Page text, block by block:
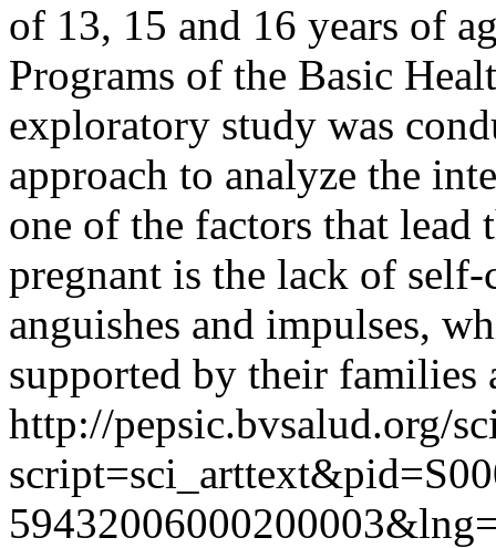
of 13, 15 and 16 years of
Programs of the Basic
exploratory study was
approach to analyze the
one of the factors that lead
pregnant is the lack of
anguishes and impulses,
supported by their families
http://pepsic.bvsalud.org/